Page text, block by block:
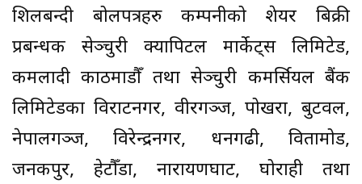
शिलबन्दी बोलपत्रहरु कम्पनीको शेयर बिक्री
प्रबन्धक सेञ्चुरी क्यापिटल मार्केट्स लिमिटेड,
कमलादी काठमाडौँ तथा सेञ्चुरी कमर्सियल बैंक
लिमिटेडका विराटनगर, वीरगञ्ज, पोखरा, बुटवल,
नेपालगञ्ज, विरेन्द्रनगर, धनगढी, विर्तामोड,
जनकपुर, हेटौँडा, नारायणघाट, घोराही तथा